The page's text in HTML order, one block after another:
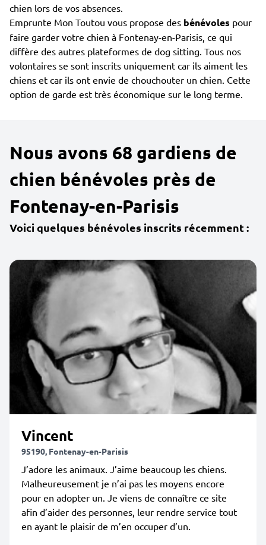
chien lors de vos absences.
Emprunte Mon Toutou vous propose des bénévoles pour
faire garder votre chien à Fontenay-en-Parisis, ce qui
diffère des autres plateformes de dog sitting. Tous nos
volontaires se sont inscrits uniquement car ils aiment les
chiens et car ils ont envie de chouchouter un chien. Cette
option de garde est très économique sur le long terme.
Nous avons 68 gardiens de
chien bénévoles près de
Fontenay-en-Parisis
Voici quelques bénévoles inscrits récemment :
Vincent
95190, Fontenay-en-Parisis
J’adore les animaux. J’aime beaucoup les chiens.
Malheureusement je n’ai pas les moyens encore
pour en adopter un. Je viens de connaître ce site
afin d’aider des personnes, leur rendre service tout
en ayant le plaisir de m’en occuper d’un.